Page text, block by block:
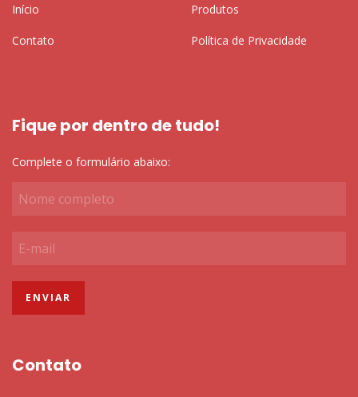
Início Produtos
Contato Política de Privacidade
Fique por dentro de tudo!
Complete o formulário abaixo:
Contato